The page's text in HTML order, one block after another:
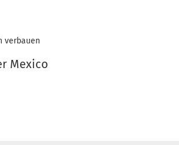
verbauen
Mexico